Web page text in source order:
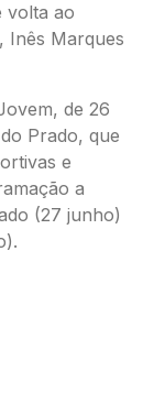
volta ao
Inês Marques
de 26
Prado, que
e
a
(27 junho)